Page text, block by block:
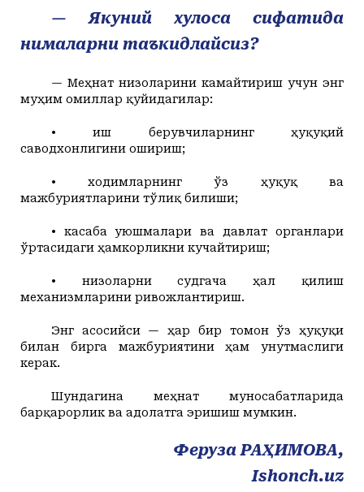
— Якуний хулоса сифатида
нималарни таъкидлайсиз?
— Меҳнат низоларини камайтириш учун энг
муҳим омиллар қуйидагилар:
• иш берувчиларнинг ҳуқуқий
саводхонлигини ошириш;
• ходимларнинг ўз ҳуқуқ ва
мажбуриятларини тўлиқ билиши;
• касаба уюшмалари ва давлат органлари
ўртасидаги ҳамкорликни кучайтириш;
• низоларни судгача ҳал қилиш
механизмларини ривожлантириш.
Энг асосийси — ҳар бир томон ўз ҳуқуқи
билан бирга мажбуриятини ҳам унутмаслиги
керак.
Шундагина меҳнат муносабатларида
барқарорлик ва адолатга эришиш мумкин.
Феруза РАҲИМОВА,
Ishonch.uz